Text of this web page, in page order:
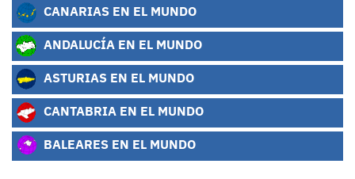
CANARIAS EN EL MUNDO
ANDALUCÍA EN EL MUNDO
ASTURIAS EN EL MUNDO
CANTABRIA EN EL MUNDO
BALEARES EN EL MUNDO